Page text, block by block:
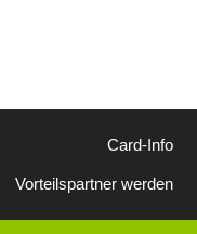
Card-Info
Vorteilspartner werden